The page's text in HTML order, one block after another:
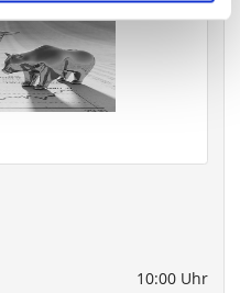
10:00 Uhr